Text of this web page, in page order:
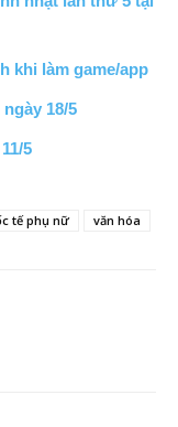
khi làm game/app
18/5
5
tế phụ nữ văn hóa